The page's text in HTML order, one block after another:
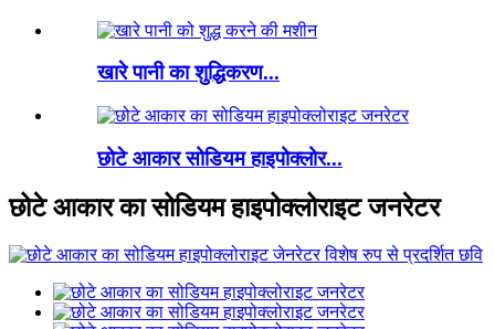
खारे पानी का शुद्धिकरण...
छोटे आकार सोडियम हाइपोक्लोर...
छोटे आकार का सोडियम हाइपोक्लोराइट जनरेटर